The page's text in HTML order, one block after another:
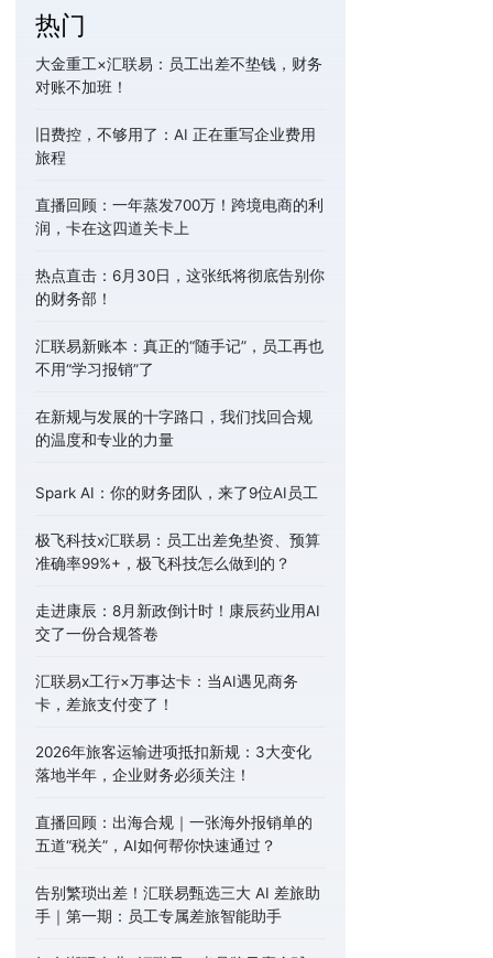
热门
大金重工×汇联易：员工出差不垫钱，财务
对账不加班！
旧费控，不够用了：AI 正在重写企业费用
旅程
直播回顾：一年蒸发700万！跨境电商的利
润，卡在这四道关卡上
热点直击：6月30日，这张纸将彻底告别你
的财务部！
汇联易新账本：真正的“随手记”，员工再也
不用“学习报销”了
在新规与发展的十字路口，我们找回合规
的温度和专业的力量
Spark AI：你的财务团队，来了9位AI员工
极飞科技x汇联易：员工出差免垫资、预算
准确率99%+，极飞科技怎么做到的？
走进康辰：8月新政倒计时！康辰药业用AI
交了一份合规答卷
汇联易x工行×万事达卡：当AI遇见商务
卡，差旅支付变了！
2026年旅客运输进项抵扣新规：3大变化
落地半年，企业财务必须关注！
直播回顾：出海合规｜一张海外报销单的
五道“税关”，AI如何帮你快速通过？
告别繁琐出差！汇联易甄选三大 AI 差旅助
手｜第一期：员工专属差旅智能助手